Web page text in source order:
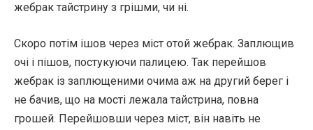
жебрак тайстрину з грішми, чи ні.
Скоро потім ішов через міст отой жебрак. Заплющив
очі і пішов, постукуючи палицею. Так перейшов
жебрак із заплющеними очима аж на другий берег і
не бачив, що на мості лежала тайстрина, повна
грошей. Перейшовши через міст, він навіть не